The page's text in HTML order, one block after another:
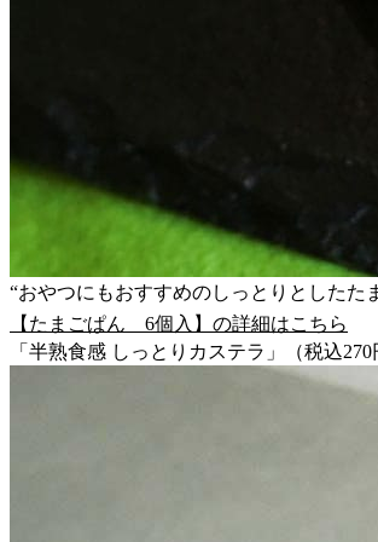
“おやつにもおすすめのしっとりとしたた
【たまごぱん 6個入】の詳細はこちら
「半熟食感 しっとりカステラ」（税込